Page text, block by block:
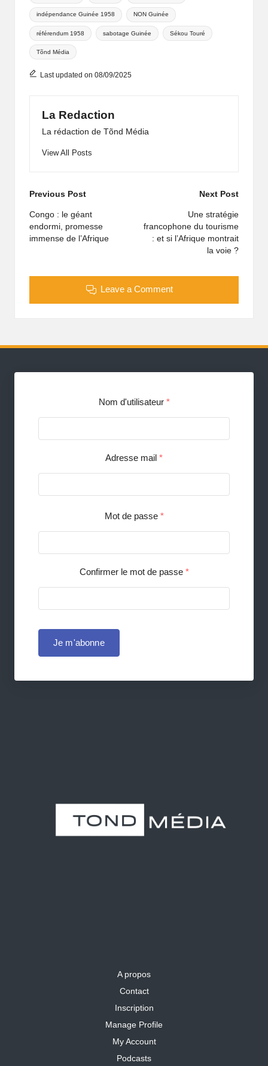
indépendance Guinée 1958 NON Guinée
référendum 1958 sabotage Guinée Sékou Touré
Tõnd Média
Last updated on 08/09/2025
La Redaction
La rédaction de Tõnd Média
View All Posts
Previous Post
Congo : le géant
endormi, promesse
immense de l’Afrique
Next Post
Une stratégie
francophone du tourisme
: et si l’Afrique montrait
la voie ?
Leave a Comment
Nom d'utilisateur *
Adresse mail *
Mot de passe *
Confirmer le mot de passe *
Je m'abonne
A propos
Contact
Inscription
Manage Profile
My Account
Podcasts